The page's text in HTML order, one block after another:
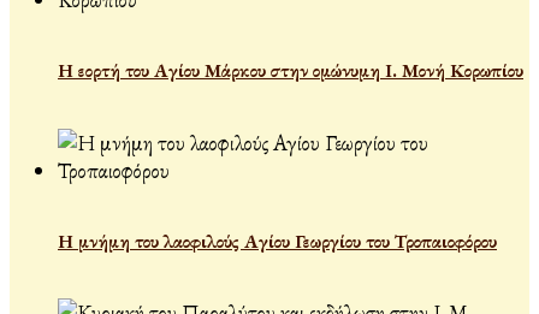
Η εορτή του Αγίου Μάρκου στην ομώνυμη Ι. Μονή Κορωπίου
Η μνήμη του λαοφιλούς Αγίου Γεωργίου του Τροπαιοφόρου